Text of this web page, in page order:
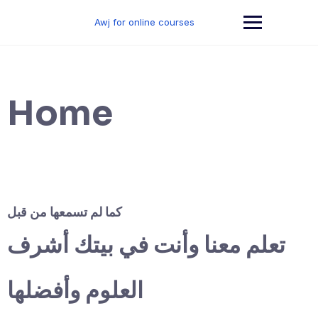
Awj for online courses
Home
كما لم تسمعها من قبل
تعلم معنا وأنت في بيتك أشرف
العلوم وأفضلها